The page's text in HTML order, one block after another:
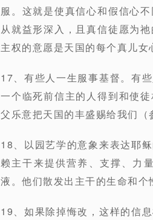
服。这就是使真信心和假信心
从就益形深入，且真信徒愿为
主权的意愿是天国的每个真儿
17、有些人一生服事基督。有
一个临死前信主的人得到和使
父乐意把天国的丰盛赐给我们
18、以园艺学的意象来表达耶
赖主干来提供营养、支撑、力
液。他们散发出主干的生命和
19、如果除掉悔改，这样的信